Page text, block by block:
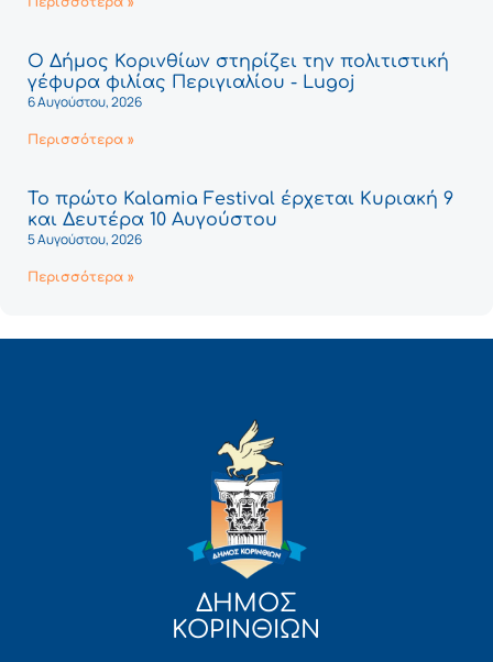
Ο Δήμος Κορινθίων στηρίζει την πολιτιστική
γέφυρα φιλίας Περιγιαλίου - Lugoj
6 Αυγούστου, 2026
Περισσότερα »
Το πρώτο Kalamia Festival έρχεται Κυριακή 9
και Δευτέρα 10 Αυγούστου
5 Αυγούστου, 2026
Περισσότερα »
ΔΗΜΟΣ
ΚΟΡΙΝΘΙΩΝ